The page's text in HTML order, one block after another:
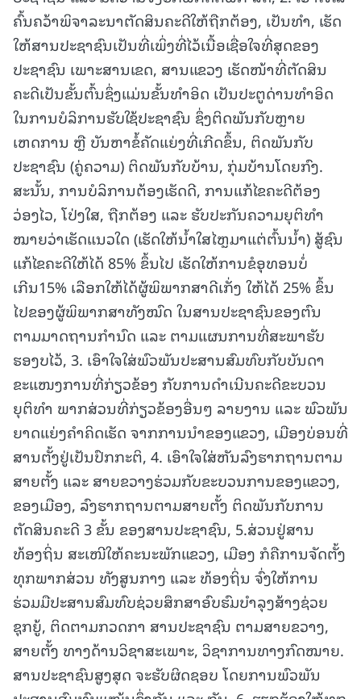
ຄົ້ນຄວ້າພິຈາລະນາຕັດສິນຄະດີໃຫ້ຖືກຕ້ອງ, ເປັນທໍາ, ເຮັດ
ໃຫ້ສານປະຊາຊົນເປັນທີ່ເພິ່ງທີ່ໄວ້ເນື້ອເຊື່ອໃຈທີ່ສຸດຂອງ
ປະຊາຊົນ ເພາະສານເຂດ, ສານແຂວງ ເຮັດໜ້າທີ່ຕັດສິນ
ຄະດີເປັນຂັ້ນຕົ້ນຊຶ່ງແມ່ນຂັ້ນທຳອິດ ເປັນປະຕູດ່ານທຳອິດ
ໃນການບໍລິການຮັບໃຊ້ປະຊາຊົນ ຊຶ່ງຕິດພັນກັບຫຼາຍ
ເຫດການ ຫຼື ບັນຫາຂໍ້ຄັດແຍ່ງທີ່ເກີດຂຶ້ນ, ຕິດພັນກັບ
ປະຊາຊົນ (ຄູ່ຄວາມ) ຕິດພັນກັບບ້ານ, ກຸ່ມບ້ານໂດຍກົງ.
ສະນັ້ນ, ການບໍລິການຕ້ອງເຮັດດີ, ການແກ້ໄຂຄະດີຕ້ອງ
ວ່ອງໄວ, ໂປ່ງໃສ, ຖືກຕ້ອງ ແລະ ຮັບປະກັນຄວາມຍຸຕິທຳ
ໝາຍວ່າເຮັດແນວໃດ (ເຮັດໃຫ້ນ້ຳໃສໄຫຼມາແຕ່ຕົ້ນນ້ຳ) ສູ້ຊົນ
ແກ້ໄຂຄະດີໃຫ້ໄດ້ 85% ຂຶ້ນໄປ ເຮັດໃຫ້ການຂໍອຸທອນບໍ່
ເກີນ15% ເລືອກໃຫ້ໄດ້ຜູ້ພິພາກສາດີເກັ່ງ ໃຫ້ໄດ້ 25% ຂຶ້ນ
ໄປຂອງຜູ້ພິພາກສາທັງໝົດ ໃນສານປະຊາຊົນຂອງຕົນ
ຕາມມາດຖານກຳນົດ ແລະ ຕາມແຜນການທີ່ສະພາຮັບ
ຮອງບໄວ້, 3. ເອົາໃຈໃສ່ພົວພັນປະສານສົມທົບກັບບັນດາ
ຂະແໜງການທີ່ກ່ຽວຂ້ອງ ກັບການດຳເນີນຄະດີຂະບວນ
ຍຸຕິທຳ ພາກສ່ວນທີ່ກ່ຽວຂ້ອງອື່ນໆ ລາຍງານ ແລະ ພົວພັນ
ຍາດແຍ່ງຄຳຄິດເຮັດ ຈາກການນຳຂອງແຂວງ, ເມືອງບ່ອນທີ່
ສານຕັ້ງຢູ່ເປັນປົກກະຕິ, 4. ເອົາໃຈໃສ່ຫັນລົງຮາກຖານຕາມ
ສາຍຕັ້ງ ແລະ ສາຍຂວາງຮ່ວມກັບຂະບວນການຂອງແຂວງ,
ຂອງເມືອງ, ລົງຮາກຖານຕາມສາຍຕັ້ງ ຕິດພັນກັບການ
ຕັດສິນຄະດີ 3 ຂັ້ນ ຂອງສານປະຊາຊົນ, 5.ສ່ວນຢູ່ສານ
ທ້ອງຖິ່ນ ສະເໜີໃຫ້ຄະນະພັກແຂວງ, ເມືອງ ກໍຄືການຈັດຕັ້ງ
ທຸກພາກສ່ວນ ທັງສູນກາງ ແລະ ທ້ອງຖິ່ນ ຈົ່ງໃຫ້ການ
ຮ່ວມມືປະສານສົມທົບຊ່ວຍສຶກສາອົບຮົມບຳລຸງສ້າງຊ່ວຍ
ຊຸກຍູ້, ຕິດຕາມກວດກາ ສານປະຊາຊົນ ຕາມສາຍຂວາງ,
ສາຍຕັ້ງ ທາງດ້ານວິຊາສະເພາະ, ວິຊາການທາງກົດໝາຍ.
ສານປະຊາຊົນສູງສຸດ ຈະຮັບຜິດຊອບ ໂດຍການພົວພັນ